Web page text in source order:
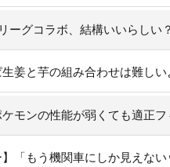
ーグコラボ、結構いいらしい？
生姜と芋の組み合わせは難しい
ケモンの性能が弱くても適正
】「もう機関車にしか見えな